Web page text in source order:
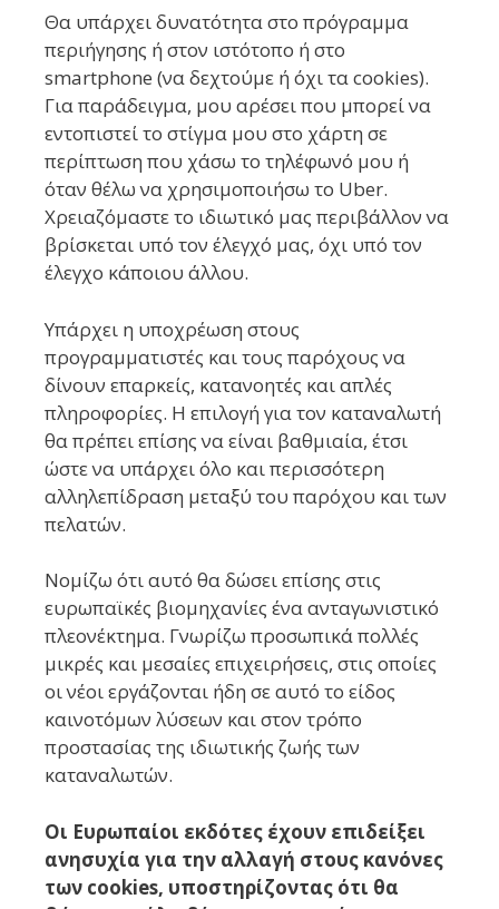
Θα υπάρχει δυνατότητα στο πρόγραμμα
περιήγησης ή στον ιστότοπο ή στο
smartphone (να δεχτούμε ή όχι τα cookies).
Για παράδειγμα, μου αρέσει που μπορεί να
εντοπιστεί το στίγμα μου στο χάρτη σε
περίπτωση που χάσω το τηλέφωνό μου ή
όταν θέλω να χρησιμοποιήσω το Uber.
Χρειαζόμαστε το ιδιωτικό μας περιβάλλον να
βρίσκεται υπό τον έλεγχό μας, όχι υπό τον
έλεγχο κάποιου άλλου.
Υπάρχει η υποχρέωση στους
προγραμματιστές και τους παρόχους να
δίνουν επαρκείς, κατανοητές και απλές
πληροφορίες. Η επιλογή για τον καταναλωτή
θα πρέπει επίσης να είναι βαθμιαία, έτσι
ώστε να υπάρχει όλο και περισσότερη
αλληλεπίδραση μεταξύ του παρόχου και των
πελατών.
Νομίζω ότι αυτό θα δώσει επίσης στις
ευρωπαϊκές βιομηχανίες ένα ανταγωνιστικό
πλεονέκτημα. Γνωρίζω προσωπικά πολλές
μικρές και μεσαίες επιχειρήσεις, στις οποίες
οι νέοι εργάζονται ήδη σε αυτό το είδος
καινοτόμων λύσεων και στον τρόπο
προστασίας της ιδιωτικής ζωής των
καταναλωτών.
Οι Ευρωπαίοι εκδότες έχουν επιδείξει
ανησυχία για την αλλαγή στους κανόνες
των cookies, υποστηρίζοντας ότι θα